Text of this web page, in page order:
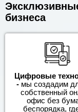
бизнеса
Цифровые
- мы создадим
собственный
офис без
беспорядка,